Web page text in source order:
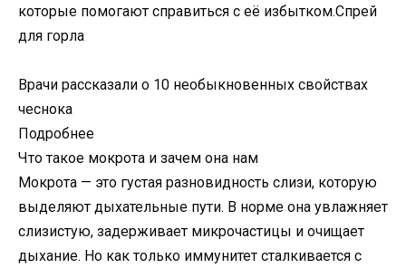
которые помогают справиться с её избытком.Спрей
для горла
Врачи рассказали о 10 необыкновенных свойствах
чеснока
Подробнее
Что такое мокрота и зачем она нам
Мокрота — это густая разновидность слизи, которую
выделяют дыхательные пути. В норме она увлажняет
слизистую, задерживает микрочастицы и очищает
дыхание. Но как только иммунитет сталкивается с